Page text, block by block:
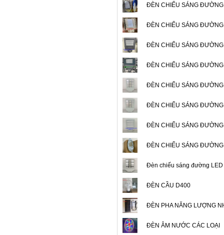
ĐÈN CHIẾU SÁNG
ĐÈN CHIẾU SÁNG ĐƯỜNG
ĐÈN CHIẾU SÁNG
ĐÈN CHIẾU SÁNG
ĐÈN CHIẾU SÁNG
ĐÈN CHIẾU SÁNG
ĐÈN CHIẾU SÁNG
ĐÈN CHIẾU SÁNG
Đèn chiếu sáng đường LED
ĐÈN CẦU D400
ĐÈN PHA NĂNG LƯỢNG
ĐÈN ÂM NƯỚC CÁC LOẠI